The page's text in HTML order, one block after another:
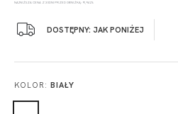
NAJNIŻSZA CENA Z 30 DNI PRZED OBNIŻKĄ: 91,94 ZŁ
DOSTĘPNY: JAK PONIŻEJ
KOLOR: BIAŁY